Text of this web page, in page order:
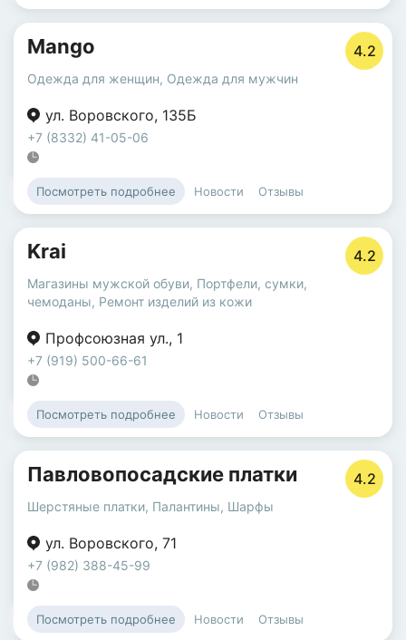
Mango 4.2
Одежда для женщин, Одежда для мужчин
ул. Воровского, 135Б
+7 (8332) 41-05-06
Посмотреть подробнее Новости Отзывы
Krai 4.2
Магазины мужской обуви, Портфели, сумки,
чемоданы, Ремонт изделий из кожи
Профсоюзная ул., 1
+7 (919) 500-66-61
Посмотреть подробнее Новости Отзывы
Павловопосадские платки 4.2
Шерстяные платки, Палантины, Шарфы
ул. Воровского, 71
+7 (982) 388-45-99
Посмотреть подробнее Новости Отзывы